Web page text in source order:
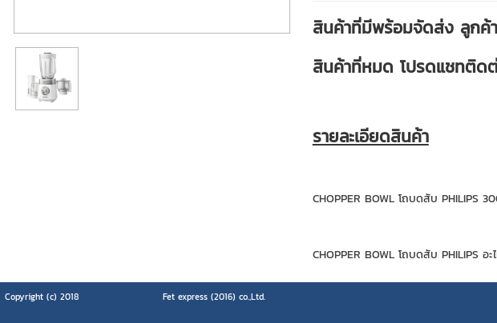
สินค้าที่มีพร้อมจัดส่ง ลูกค้
สินค้าที่หมด โปรดแชทติด
รายละเอียดสินค้า
CHOPPER BOWL โถบดสับ PHILIPS
CHOPPER BOWL โถบดสับ PHILIPS อ
Copyright (c) 2018 Fet express (2016) co.,Ltd.